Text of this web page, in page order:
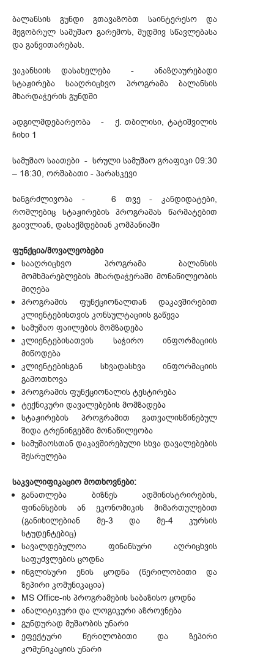
ბალანსის გუნდი გთავაზობთ საინტერესო და
მეგობრულ სამუშაო გარემოს, მუდმივ სწავლებასა
და განვითარებას.
ვაკანსიის დასახელება - ანაზღაურებადი
სტაჟირება სააღრიცხვო პროგრამა ბალანსის
მხარდაჭერის გუნდში
ადგილმდებარეობა - ქ. თბილისი, ტატიშვილის
ჩიხი 1
სამუშაო საათები - სრული სამუშაო გრაფიკი 09:30
– 18:30, ორშაბათი - პარასკევი
ხანგრძლივობა - 6 თვე - კანდიდატები,
რომლებიც სტაჟირების პროგრამას წარმატებით
გაივლიან, დასაქმდებიან კომპანიაში
ფუნქცია/მოვალეობები
სააღრიცხვო პროგრამა ბალანსის
მომხმარებლების მხარდაჭერაში მონაწილეობის
მიღება
პროგრამის ფუნქციონალთან დაკავშირებით
კლიენტებისთვის კონსულტაციის გაწევა
სამუშაო ფაილების მომზადება
კლიენტებისათვის საჭირო ინფორმაციის
მიწოდება
კლიენტებისგან სხვადასხვა ინფორმაციის
გამოთხოვა
პროგრამის ფუნქციონალის ტესტირება
ტექნიკური დავალებების მომზადება
სტაჟირების პროგრამით გათვალისწინებულ
შიდა ტრენინგებში მონაწილეობა
სამუშაოსთან დაკავშირებული სხვა დავალებების
შესრულება
საკვალიფიკაციო მოთხოვნები:
განათლება ბიზნეს ადმინისტრირების,
ფინანსების ან ეკონომიკის მიმართულებით
(განიხილებიან მე-3 და მე-4 კურსის
სტუდენტებიც)
სავალდებულოა ფინანსური აღრიცხვის
საფუძვლების ცოდნა
ინგლისური ენის ცოდნა (წერილობითი და
ზეპირი კომუნიკაცია)
MS Office-ის პროგრამების საბაზისო ცოდნა
ანალიტიკური და ლოგიკური აზროვნება
გუნდურად მუშაობის უნარი
ეფექტური წერილობითი და ზეპირი
კომუნიკაციის უნარი